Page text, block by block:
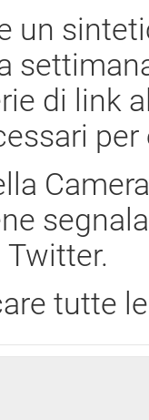
un
di link
Twitter.
tutte